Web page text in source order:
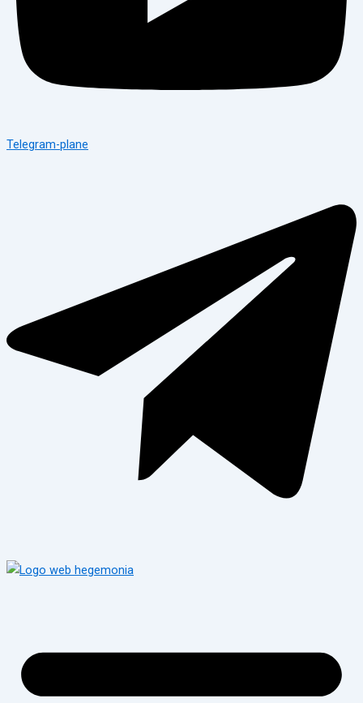
Telegram-plane